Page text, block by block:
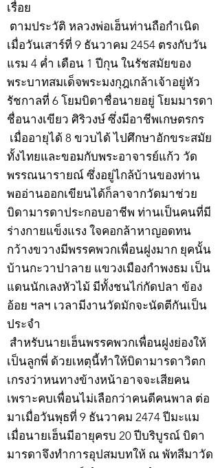
เรื่อย
ตามประวัติ หลวงพ่อเฮ็นท่านถือกำเนิด
เมื่อวันเสาร์ที่ 9 ธันวาคม 2454 ตรงกับวัน
แรม 4 ค่ำ เดือน 1 ปีกุน ในรัชสมัยของ
พระบาทสมเด็จพระมงกุฎเกล้าเจ้าอยู่หัว
รัชกาลที่ 6 โยมบิดาชื่อนายอยู่ โยมมารดา
ชื่อนางเขียว ศิริวงษ์ ซึ่งมีอาชีพเกษตรกร
เมื่ออายุได้ 8 ขวบได้ ไปศึกษาอักขระสมัย
ทั้งไทยและขอมกับพระอาจารย์แก้ว วัด
พรรณนารายณ์ ซึ่งอยู่ไกล้บ้านของท่าน
พออ่านออกเขียนได้ก็ลาจากวัดมาช่วย
บิดามารดาประกอบอาชีพ ท่านเป็นคนที่มี
ร่างกายแข็งแรง ใจคอกล้าหาญอดทน
กว้างขวางมีพรรคพวกเพื่อนฝูงมาก ยุคนั้น
บ้านกะวาปาลาย แขวงเมืองกำพงธม เป็น
แดนนักเลงหัวไม้ มีทั้งชนไก่กัดปลา ข้อง
อ้อย ฯลฯ เวลามีงานวัดมักจะนัดตีกันเป็น
ประจำ
สำหรับนายเฮ็นพรรคพวกเพื่อนฝูงย่องให้
เป็นลูกพี่ ด้วยเหตุนี้ทำให้บิดามารดาวิตก
เกรงว่าหนทางข้างหน้าอาจจะเสียคน
เพราะคบเพื่อนไม่เลือกว่าคนดีคนพาล ต่อ
มาเมื่อวันพุธที่ 9 ธันวาคม 2474 ปีมะแม
เมื่อนายเฮ็นมีอายุครบ 20 ปีบริบูรณ์ บิดา
มารดาจึงทำการอุปสมบทให้ ณ พัทสีมาวัด